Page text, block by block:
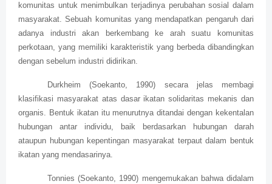
komunitas untuk menimbulkan terjadinya perubahan sosial dalam
masyarakat. Sebuah komunitas yang mendapatkan pengaruh dari
adanya industri akan berkembang ke arah suatu komunitas
perkotaan, yang memiliki karakteristik yang berbeda dibandingkan
dengan sebelum industri didirikan.
Durkheim (Soekanto, 1990) secara jelas membagi
klasifikasi masyarakat atas dasar ikatan solidaritas mekanis dan
organis. Bentuk ikatan itu menurutnya ditandai dengan kekentalan
hubungan antar individu, baik berdasarkan hubungan darah
ataupun hubungan kepentingan masyarakat terpaut dalam bentuk
ikatan yang mendasarinya.
Tonnies (Soekanto, 1990) mengemukakan bahwa didalam